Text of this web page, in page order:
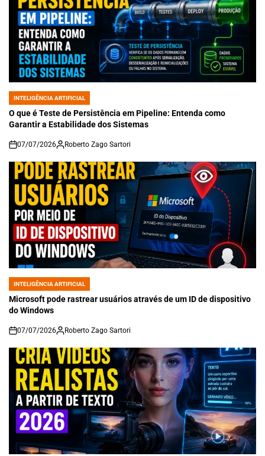
POSTED
IN
INTELIGÊNCIA ARTIFICIAL
O que é Teste de Persistência em Pipeline: Entenda como
Garantir a Estabilidade dos Sistemas
on
07/07/2026 Roberto Zago Sartori
POSTED
IN
INTELIGÊNCIA ARTIFICIAL
Microsoft pode rastrear usuários através de um ID de dispositivo
do Windows
on
07/07/2026 Roberto Zago Sartori